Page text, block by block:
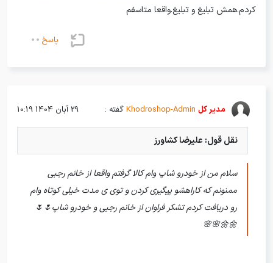
کردم.همش تبلیغ و تبلیغ.واقعا متاسفم
پاسخ
مدیر کل Khodroshop-Admin گفته : 29 آبان 1404 10:19
نقل قول: علیرضا کشاورز
سلام من از خودرو شاپ وام کالا گرفتم واقعا از خانم رجبی
ممنونم که کاراهشو پیگیری کردن و توی ی مدت خیلی کوتاه وام
رو دریافت کردم تشکر فراوان از خانم رجبی و خودرو شاپ🌷🌷
🌼🌼🌸🌸